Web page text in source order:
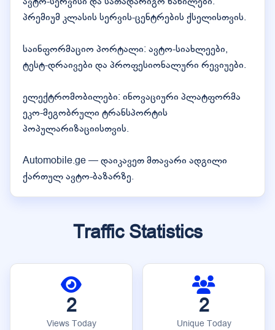
პრემიუმ კლასის სერვის-ცენტრების ქსელისთვის.
საინფორმაციო პორტალი: ავტო-სიახლეები,
ტესტ-დრაივები და პროფესიონალური რევიუები.
ელექტრომობილები: ინოვაციური პლატფორმა
ეკო-მეგობრული ტრანსპორტის
პოპულარიზაციისთვის.
Automobile.ge — დაიკავეთ მთავარი ადგილი
ქართულ ავტო-ბაზარზე.
Traffic Statistics
2
Views Today
2
Unique Today